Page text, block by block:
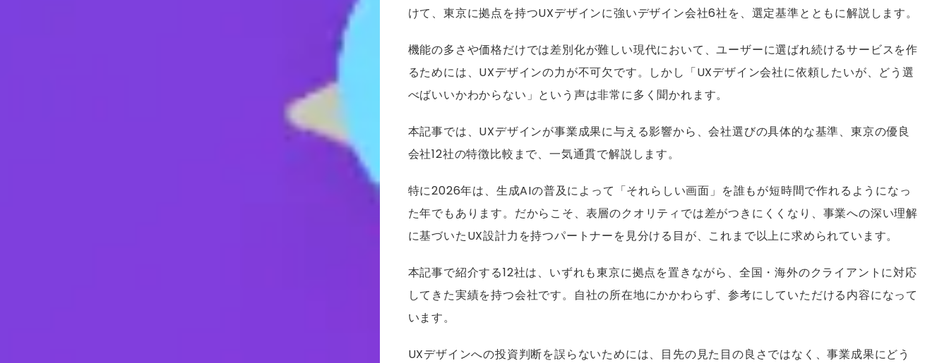
けて、東京に拠点を持つUXデザインに強いデザイン会社6社を、選定基準とともに解説します。
機能の多さや価格だけでは差別化が難しい現代において、ユーザーに選ばれ続けるサービスを作
るためには、UXデザインの力が不可欠です。しかし「UXデザイン会社に依頼したいが、どう選
べばいいかわからない」という声は非常に多く聞かれます。
本記事では、UXデザインが事業成果に与える影響から、会社選びの具体的な基準、東京の優良
会社12社の特徴比較まで、一気通貫で解説します。
特に2026年は、生成AIの普及によって「それらしい画面」を誰もが短時間で作れるようになっ
た年でもあります。だからこそ、表層のクオリティでは差がつきにくくなり、事業への深い理解
に基づいたUX設計力を持つパートナーを見分ける目が、これまで以上に求められています。
本記事で紹介する12社は、いずれも東京に拠点を置きながら、全国・海外のクライアントに対応
してきた実績を持つ会社です。自社の所在地にかかわらず、参考にしていただける内容になって
います。
UXデザインへの投資判断を誤らないためには、目先の見た目の良さではなく、事業成果にどう